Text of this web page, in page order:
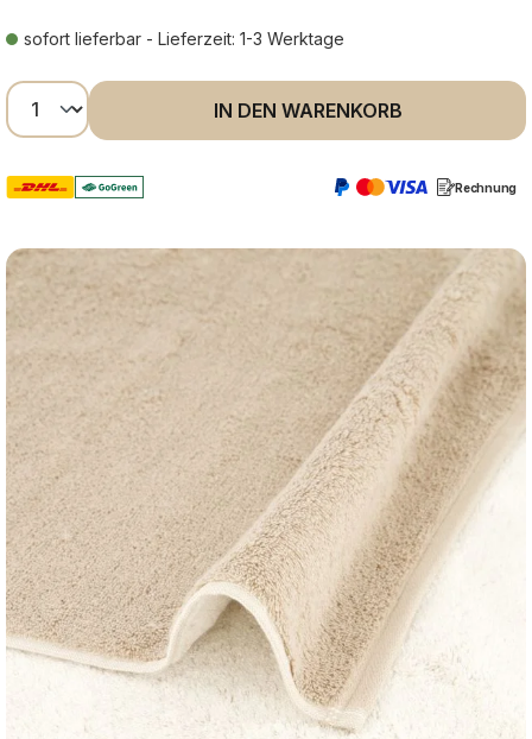
sofort lieferbar - Lieferzeit: 1-3 Werktage
Produkt Anzahl: Gib den gewünschten
IN DEN WARENKORB
Rechnung